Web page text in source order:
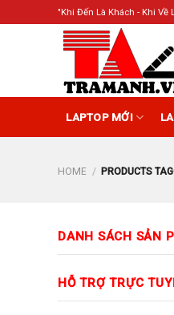
to
"Khi Đến Là Khách - Khi Về
LAPTOP MỚI
HOME / PRODUCTS
DANH SÁCH SẢN
HỖ TRỢ TRỰC